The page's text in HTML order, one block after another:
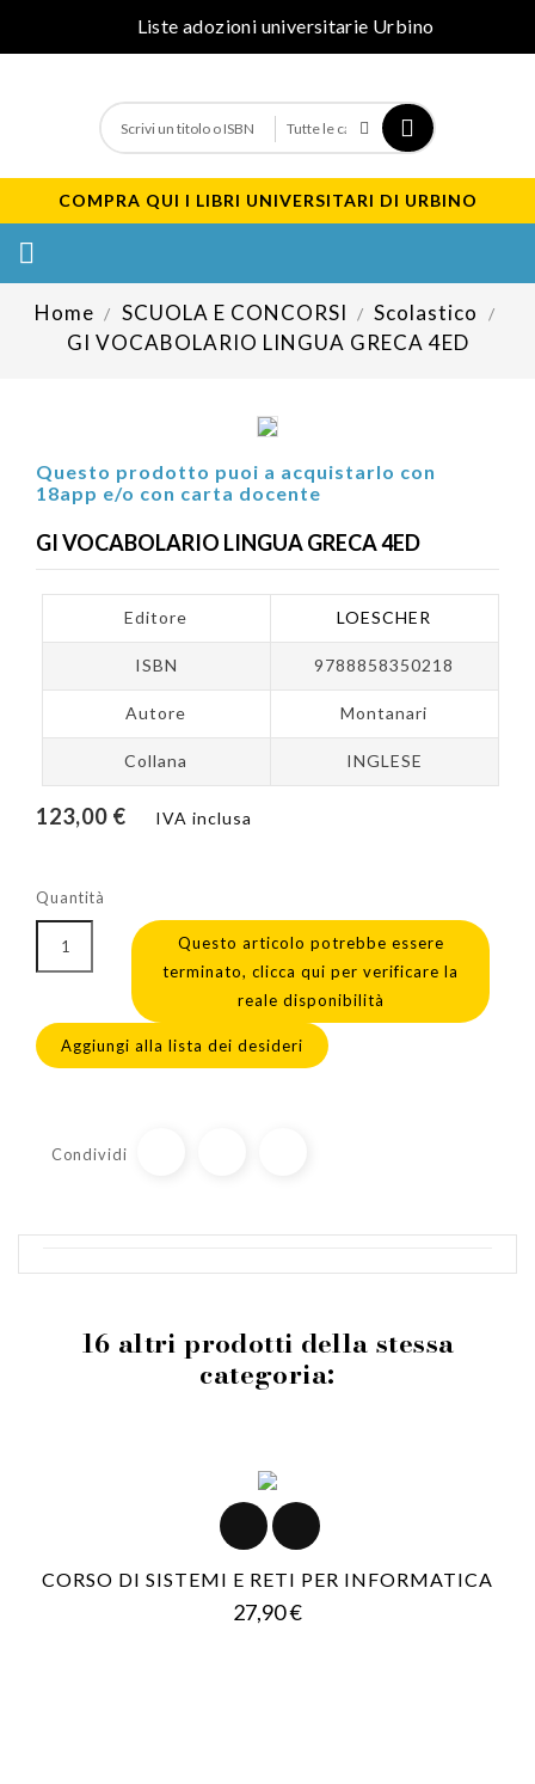
Liste adozioni universitarie Urbino
COMPRA QUI I LIBRI UNIVERSITARI DI URBINO

Home SCUOLA E CONCORSI
Scolastico
GI VOCABOLARIO LINGUA GRECA 4ED
Questo prodotto puoi a acquistarlo con
18app e/o con carta docente
GI VOCABOLARIO LINGUA GRECA 4ED
Editore LOESCHER
ISBN 9788858350218
Autore Montanari
Collana INGLESE
123,00 € IVA inclusa
Quantità
Questo articolo potrebbe essere
terminato, clicca qui per verificare la
reale disponibilità
Aggiungi alla lista dei desideri
Condividi
16 altri prodotti della stessa
categoria:
CORSO DI SISTEMI E RETI PER INFORMATICA
27,90 €Prezzo